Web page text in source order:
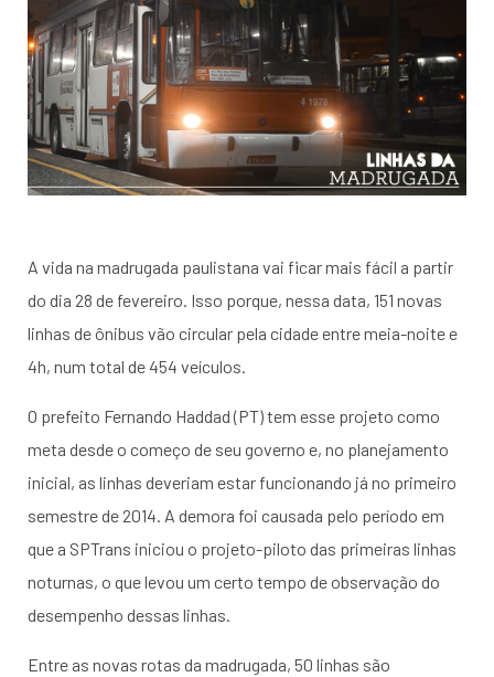
A vida na madrugada paulistana vai ficar mais fácil a partir
do dia 28 de fevereiro. Isso porque, nessa data, 151 novas
linhas de ônibus vão circular pela cidade entre meia-noite e
4h, num total de 454 veículos.
O prefeito Fernando Haddad (PT) tem esse projeto como
meta desde o começo de seu governo e, no planejamento
inicial, as linhas deveriam estar funcionando já no primeiro
semestre de 2014. A demora foi causada pelo período em
que a SPTrans iniciou o projeto-piloto das primeiras linhas
noturnas, o que levou um certo tempo de observação do
desempenho dessas linhas.
Entre as novas rotas da madrugada, 50 linhas são